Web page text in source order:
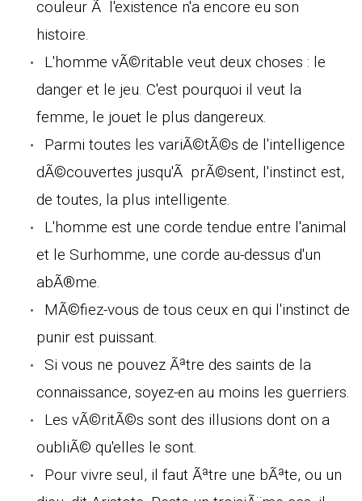
couleur Ã l'existence n'a encore eu son
histoire.
L'homme vÃ©ritable veut deux choses : le
danger et le jeu. C'est pourquoi il veut la
femme, le jouet le plus dangereux.
Parmi toutes les variÃ©tÃ©s de l'intelligence
dÃ©couvertes jusqu'Ã prÃ©sent, l'instinct est,
de toutes, la plus intelligente.
L'homme est une corde tendue entre l'animal
et le Surhomme, une corde au-dessus d'un
abÃ®me.
MÃ©fiez-vous de tous ceux en qui l'instinct de
punir est puissant.
Si vous ne pouvez Ãªtre des saints de la
connaissance, soyez-en au moins les guerriers.
Les vÃ©ritÃ©s sont des illusions dont on a
oubliÃ© qu'elles le sont.
Pour vivre seul, il faut Ãªtre une bÃªte, ou un